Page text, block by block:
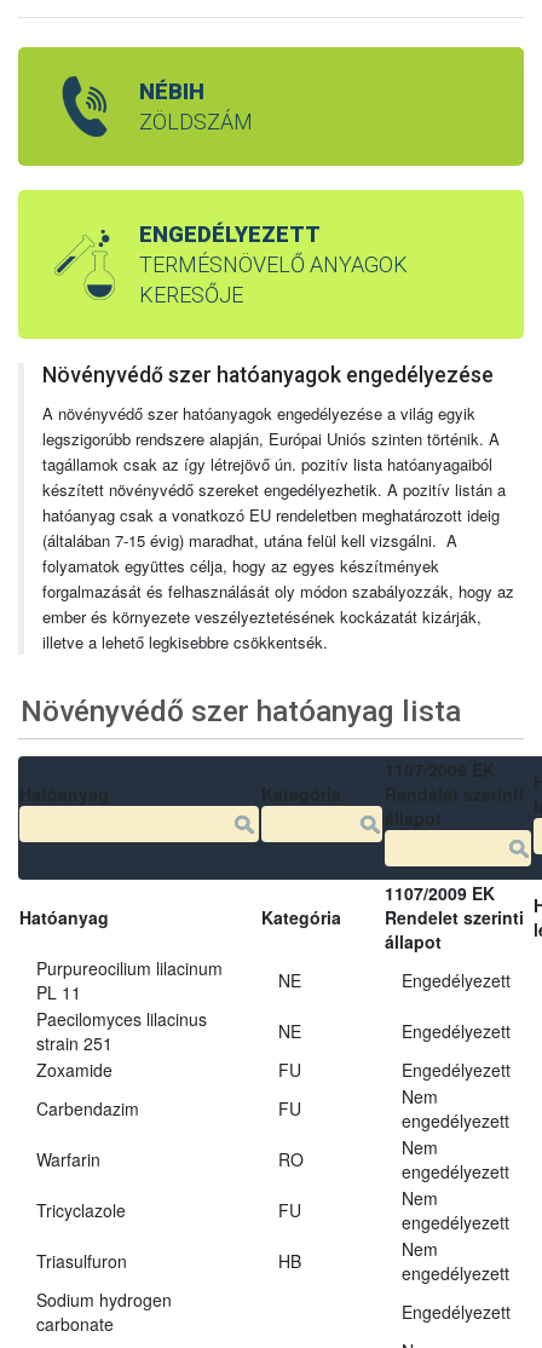
NÉBIH
ZÖLDSZÁM
ENGEDÉLYEZETT
TERMÉSNÖVELŐ ANYAGOK
KERESŐJE
Növényvédő szer hatóanyagok engedélyezése
A növényvédő szer hatóanyagok engedélyezése a világ egyik
legszigorúbb rendszere alapján, Európai Uniós szinten történik. A
tagállamok csak az így létrejövő ún. pozitív lista hatóanyagaiból
készített növényvédő szereket engedélyezhetik. A pozitív listán a
hatóanyag csak a vonatkozó EU rendeletben meghatározott ideig
(általában 7-15 évig) maradhat, utána felül kell vizsgálni. A
folyamatok együttes célja, hogy az egyes készítmények
forgalmazását és felhasználását oly módon szabályozzák, hogy az
ember és környezete veszélyeztetésének kockázatát kizárják,
illetve a lehető legkisebbre csökkentsék.
Növényvédő szer hatóanyag lista
Hatóanyag Kategória
1107/2009 EK
Rendelet szerinti
állapot
Purpureocilium lilacinum
PL 11
NE
Engedélyezett
Paecilomyces lilacinus
strain 251
NE
Engedélyezett
Zoxamide
FU
Engedélyezett
Carbendazim
FU
Nem
engedélyezett
Warfarin
RO
Nem
engedélyezett
Tricyclazole
FU
Nem
engedélyezett
Triasulfuron
HB
Nem
engedélyezett
Sodium hydrogen
carbonate
Engedélyezett